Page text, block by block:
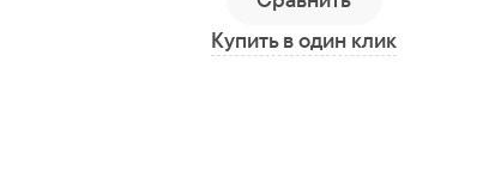
Купить в один клик